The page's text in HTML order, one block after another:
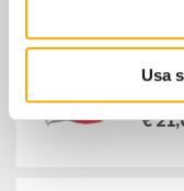
Usa
127
€